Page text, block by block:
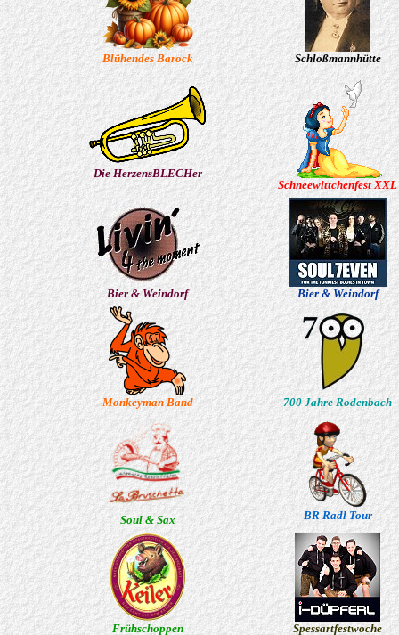
Blühendes Barock Schloßmannhütte
Die HerzensBLECHer
Schneewittchenfest XXL
Bier & Weindorf Bier & Weindorf
Monkeyman Band 700 Jahre Rodenbach
Soul & Sax BR Radl Tour
Frühschoppen Spessartfestwoche